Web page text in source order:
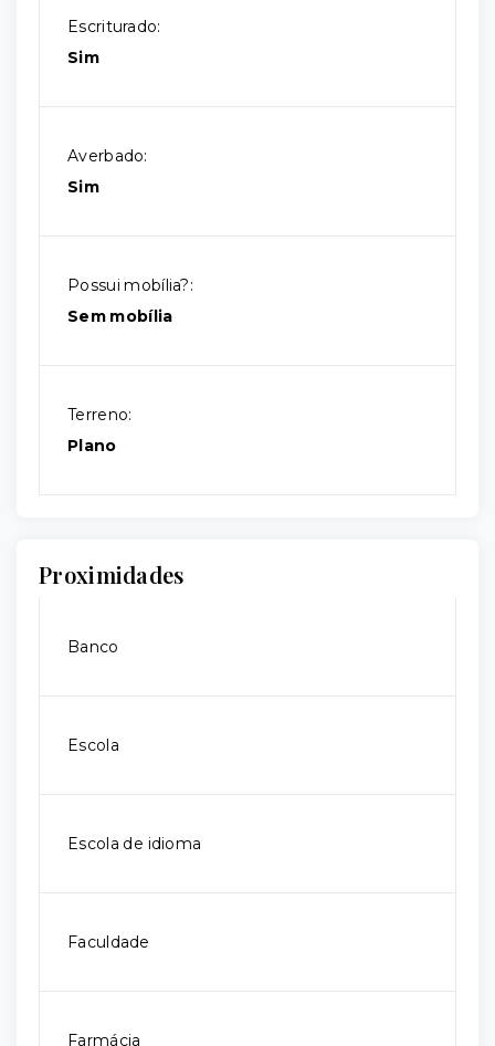
Escriturado:
Sim
Averbado:
Sim
Possui mobília?:
Sem mobília
Terreno:
Plano
Proximidades
Banco
Escola
Escola de idioma
Faculdade
Farmácia